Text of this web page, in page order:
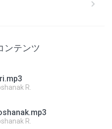
ンテンツ
R.
R.